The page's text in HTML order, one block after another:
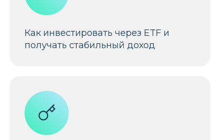
Как инвестировать через ETF и
получать стабильный доход